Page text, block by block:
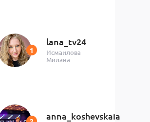
lana_tv24
Исмаилова
Милана
anna_koshevskaia